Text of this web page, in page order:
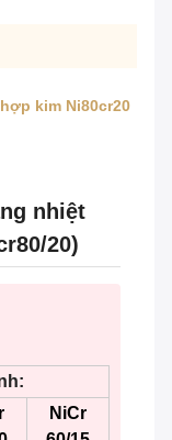
kim Ni80cr20
nhiệt
20)
NiCr